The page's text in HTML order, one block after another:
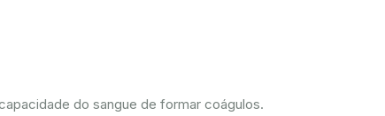
do sangue de formar coágulos.